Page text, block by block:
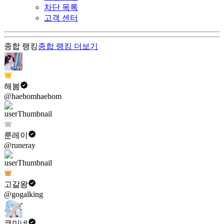
차단 목록
고객 센터
종합 랭킹종합 랭킹 더보기
해봄
@haebomhaebom
룬레이
@runeray
고갈왕
@gogalking